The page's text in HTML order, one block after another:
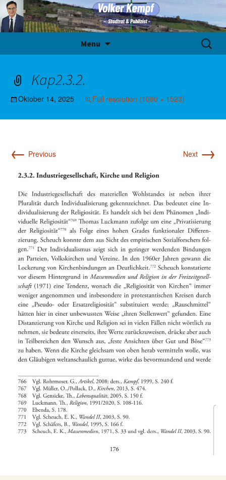
Menu
Suche
nach:
Kap2.3.2.
Oktober 14, 2025 Full resolution (1080 × 1523)
← Previous Next →